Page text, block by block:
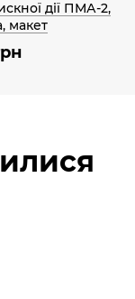
дії ПМА-2,
макет